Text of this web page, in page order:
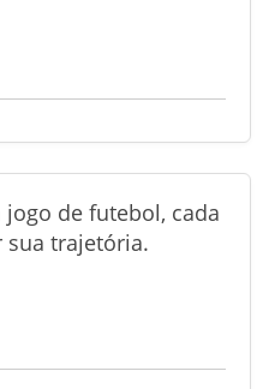
de futebol, cada
sua trajetória.